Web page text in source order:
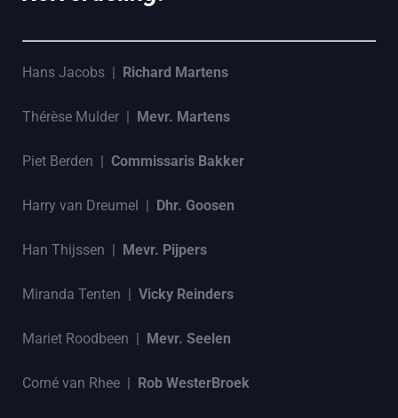
Hans Jacobs | Richard Martens
Thérèse Mulder | Mevr. Martens
Piet Berden | Commissaris Bakker
Harry van Dreumel | Dhr. Goosen
Han Thijssen | Mevr. Pijpers
Miranda Tenten | Vicky Reinders
Mariet Roodbeen | Mevr. Seelen
Corné van Rhee | Rob WesterBroek